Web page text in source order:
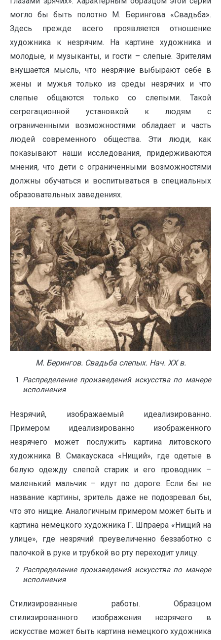
могло бы быть полотно М. Берингова «Свадьба».
Здесь прежде всего проявляется отношение
художника к незрячим. На картине художника и
молодые, и музыканты, и гости – слепые. Зрителям
внушается мысль, что незрячие выбырают себе в
жены и мужья только из среды незрячих и что
слепые общаются только со слепыми. Такой
сегрегационной установкой к людям с
ограниченными возможностями обладает и часть
людей современного общества. Эти люди, как
показывают наши исследования, придерживаются
мнения, что дети с ограниченными возможностями
должны обучаться и воспитываться в специальных
образовательных заведениях.
М. Берингов. Свадьба слепых. Нач. XX в.
Распределение произведений искусства по манере
исполнения
Незрячий, изображаемый идеализированно.
Примером идеализированно изображенного
незрячего может послужить картина литовского
художника В. Смакаускаса «Нищий», где одетые в
белую одежду слепой старик и его проводник –
маленький мальчик – идут по дороге. Если бы не
название картины, зритель даже не подозревал бы,
что это нищие. Аналогичным примером может быть и
картина немецкого художника Г. Шпраера «Нищий на
улице», где незрячий преувеличенно беззаботно с
палочкой в руке и трубкой во рту переходит улицу.
Распределение произведений искусства по манере
исполнения
Стилизированные работы. Образцом
стилизированного изображения незрячего в
искусстве может быть картина немецкого художника